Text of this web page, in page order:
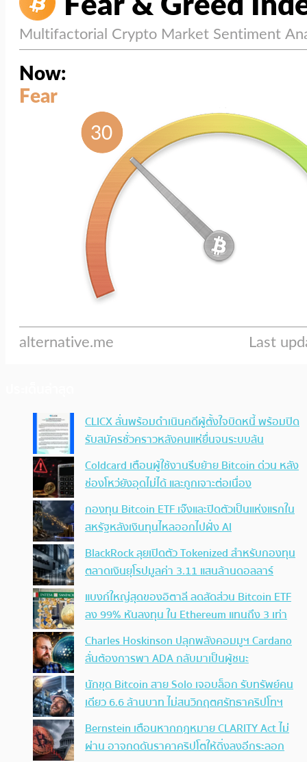
CLICX ลั่นพร้อมดำเนินคดีผู้ตั้งใจบิดหนี้ พร้อมปิด
รับสมัครชั่วคราวหลังคนแห่ยื่นจนระบบล้น
Coldcard เตือนผู้ใช้งานรีบย้าย Bitcoin ด่วน หลัง
ช่องโหว่ยังอุดไม่ได้ และถูกเจาะต่อเนื่อง
กองทุน Bitcoin ETF เจ๊งและปิดตัวเป็นแห่งแรกใน
สหรัฐหลังเงินทุนไหลออกไปฝั่ง AI
BlackRock ลุยเปิดตัว Tokenized สำหรับกองทุน
ตลาดเงินยุโรปมูลค่า 3.11 แสนล้านดอลลาร์
แบงก์ใหญ่สุดของอิตาลี ลดสัดส่วน Bitcoin ETF
ลง 99% หันลงทุน ใน Ethereum แทนถึง 3 เท่า
Charles Hoskinson ปลุกพลังคอมมูฯ Cardano
ลั่นต้องการพา ADA กลับมาเป็นผู้ชนะ
นักขุด Bitcoin สาย Solo เจอบล็อก รับทรัพย์คน
เดียว 6.6 ล้านบาท ไม่สนวิกฤตศรัทธาคริปโทฯ
Bernstein เตือนหากกฎหมาย CLARITY Act ไม่
ผ่าน อาจกดดันราคาคริปโตให้ดิ่งลงอีกระลอก